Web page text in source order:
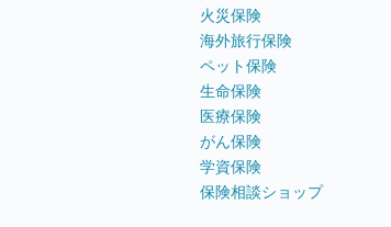
火災保険
海外旅行保険
ペット保険
生命保険
医療保険
がん保険
学資保険
保険相談ショップ